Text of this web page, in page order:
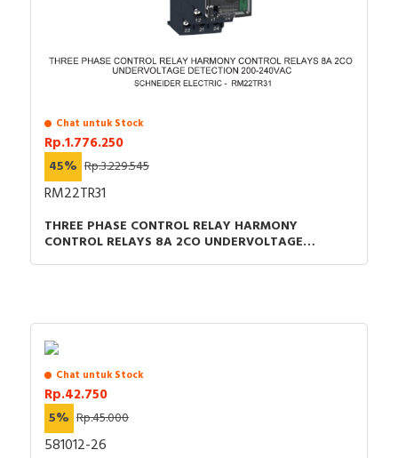
Chat untuk Stock
Rp.1.776.250
45% Rp.3.229.545
RM22TR31
THREE PHASE CONTROL RELAY HARMONY
CONTROL RELAYS 8A 2CO UNDERVOLTAGE
Chat untuk Stock
Rp.42.750
5% Rp.45.000
581012-26